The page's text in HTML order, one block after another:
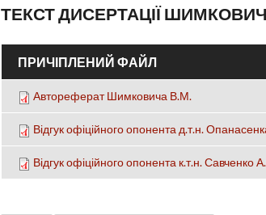
ТЕКСТ ДИСЕРТАЦІЇ
ПРИЧІПЛЕНИЙ ФАЙЛ
Автореферат Шимковича В.М.
Відгук офіційного опонента д.т.н.
Відгук офіційного опонента к.т.н. Савченко